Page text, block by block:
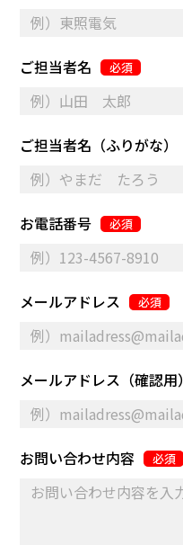
ご担当者名 必須
ご担当者名（ふりがな）
お電話番号 必須
メールアドレス 必須
メールアドレス（確認用）
お問い合わせ内容 必須